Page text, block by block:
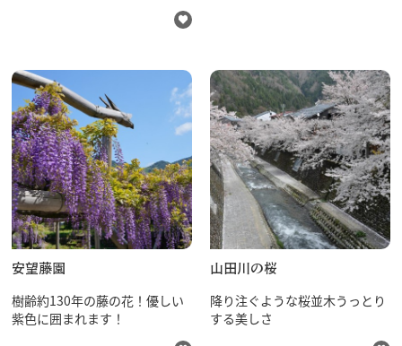
安望藤園
樹齢約130年の藤の花！優しい
紫色に囲まれます！
山田川の桜
降り注ぐような桜並木うっとり
する美しさ